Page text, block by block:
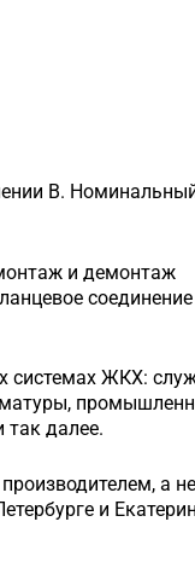
B.
и демонтаж
системах ЖКХ:
далее.
а не
и